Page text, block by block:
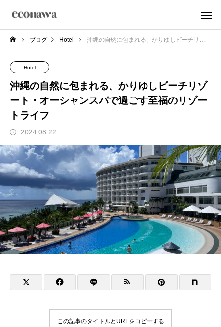
ブログ Hotel 沖縄の自然に包まれる、かりゆしビーチリゾート・オーシャンスパで過ごす至福のリゾートライフ
Hotel
沖縄の自然に包まれる、かりゆしビーチリゾ
ート・オーシャンスパで過ごす至福のリゾー
トライフ
2024.08.22
この記事のタイトルとURLをコピーする